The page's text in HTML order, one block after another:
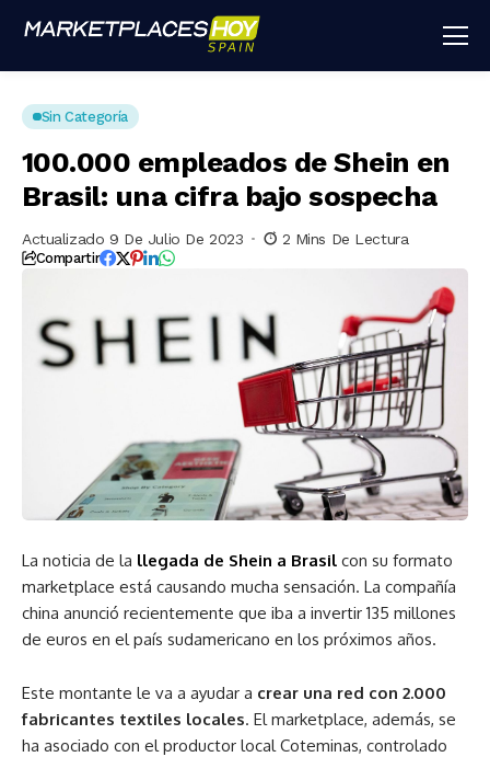
Sin Categoría
100.000 empleados de Shein en
Brasil: una cifra bajo sospecha
Actualizado 9 De Julio De 2023 2 Mins De Lectura
Compartir
La noticia de la llegada de Shein a Brasil con su formato
marketplace está causando mucha sensación. La compañía
china anunció recientemente que iba a invertir 135 millones
de euros en el país sudamericano en los próximos años.
Este montante le va a ayudar a crear una red con 2.000
fabricantes textiles locales. El marketplace, además, se
ha asociado con el productor local Coteminas, controlado